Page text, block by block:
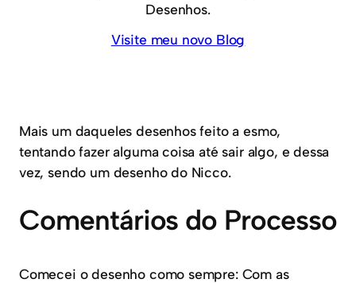
Desenhos.
Visite meu novo Blog
Mais um daqueles desenhos feito a esmo,
tentando fazer alguma coisa até sair algo, e dessa
vez, sendo um desenho do Nicco.
Comentários do Processo
Comecei o desenho como sempre: Com as